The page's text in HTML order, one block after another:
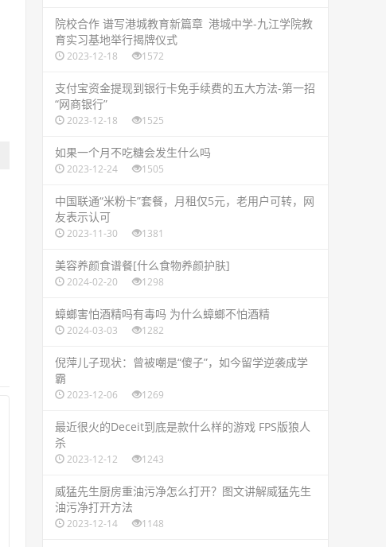
​院校合作 谱写港城教育新篇章 港城中学-九江学院教
育实习基地举行揭牌仪式
2023-12-18 1572
​支付宝资金提现到银行卡免手续费的五大方法-第一招
“网商银行”
2023-12-18 1525
​如果一个月不吃糖会发生什么吗
2023-12-24 1505
​中国联通“米粉卡”套餐，月租仅5元，老用户可转，网
友表示认可
2023-11-30 1381
​美容养颜食谱餐[什么食物养颜护肤]
2024-02-20 1298
​蟑螂害怕酒精吗有毒吗 为什么蟑螂不怕酒精
2024-03-03 1282
​倪萍儿子现状：曾被嘲是“傻子”，如今留学逆袭成学
霸
2023-12-06 1269
​最近很火的Deceit到底是款什么样的游戏 FPS版狼人
杀
2023-12-12 1243
​威猛先生厨房重油污净怎么打开？图文讲解威猛先生
油污净打开方法
2023-12-14 1148